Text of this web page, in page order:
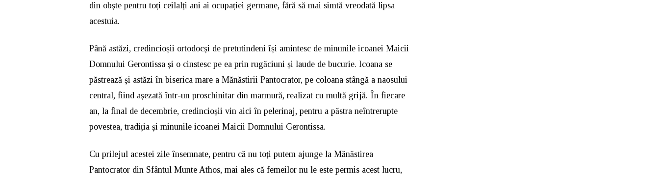
din obște pentru toți ceilalți ani ai ocupației germane, fără să mai simtă vreodată lipsa
acestuia.
Până astăzi, credincioșii ortodocși de pretutindeni își amintesc de minunile icoanei Maicii
Domnului Gerontissa și o cinstesc pe ea prin rugăciuni și laude de bucurie. Icoana se
păstrează și astăzi în biserica mare a Mănăstirii Pantocrator, pe coloana stângă a naosului
central, fiind așezată într-un proschinitar din marmură, realizat cu multă grijă. În fiecare
an, la final de decembrie, credincioșii vin aici în pelerinaj, pentru a păstra neîntrerupte
povestea, tradiția și minunile icoanei Maicii Domnului Gerontissa.
Cu prilejul acestei zile însemnate, pentru că nu toți putem ajunge la Mănăstirea
Pantocrator din Sfântul Munte Athos, mai ales că femeilor nu le este permis acest lucru,